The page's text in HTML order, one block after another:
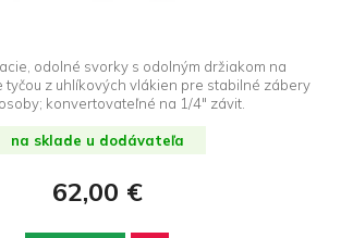
odolné svorky s odolným držiakom na
tyčou z uhlíkových vlákien pre stabilné zábery
konvertovateľné na 1/4" závit.
na sklade u dodávateľa
62,00 €